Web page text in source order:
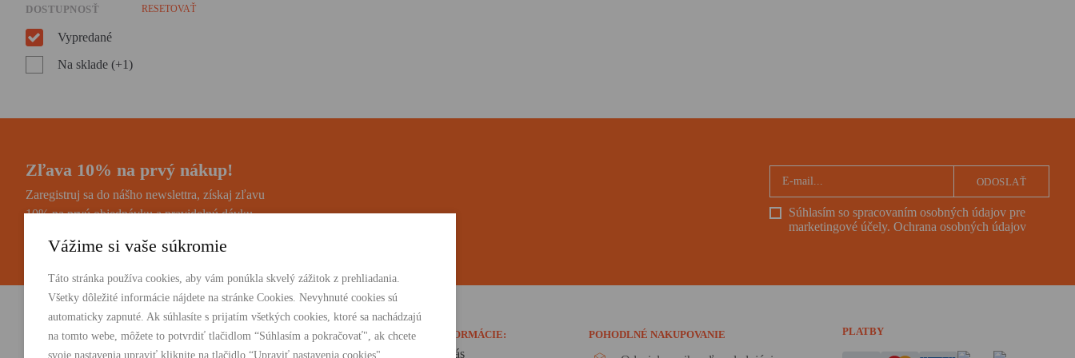
DOSTUPNOSŤ RESETOVAŤ
Vypredané
Na sklade (+1)
Zľava 10% na prvý nákup!
Zaregistruj sa do nášho newslettra, získaj zľavu
10% na prvú objednávku a pravidelnú dávku
Súhlasím so spracovaním osobných údajov pre
marketingové účely. Ochrana osobných údajov
ODOSLAŤ
Vydavateľstvo Absynt s.r.o. PRODUKTY:
Knihy
INFORMÁCIE:
O nás
POHODLNÉ NAKUPOVANIE PLATBY
Vážime si vaše súkromie
Táto stránka používa cookies, aby vám ponúkla skvelý zážitok z prehliadania.
Všetky dôležité informácie nájdete na stránke Cookies. Nevyhnuté cookies sú
automaticky zapnuté. Ak súhlasíte s prijatím všetkých cookies, ktoré sa nachádzajú
na tomto webe, môžete to potvrdiť tlačidlom “Súhlasím a pokračovať", ak chcete
svoje nastavenia upraviť kliknite na tlačidlo “Upraviť nastavenia cookies".